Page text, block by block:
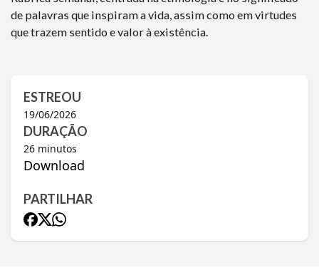
de palavras que inspiram a vida, assim como em virtudes
que trazem sentido e valor à existência.
ESTREOU
19/06/2026
DURAÇÃO
26 minutos
Download
PARTILHAR